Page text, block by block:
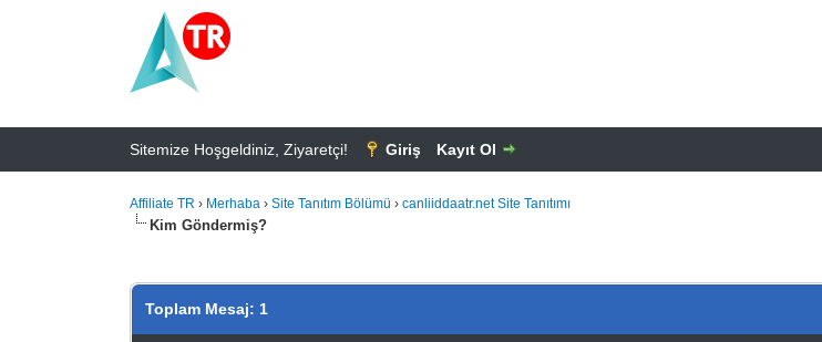
Sitemize Hoşgeldiniz, Ziyaretçi! Giriş Kayıt Ol
Affiliate TR › Merhaba › Site Tanıtım Bölümü › canliiddaatr.net Site Tanıtımı
Kim Göndermiş?
Toplam Mesaj: 1